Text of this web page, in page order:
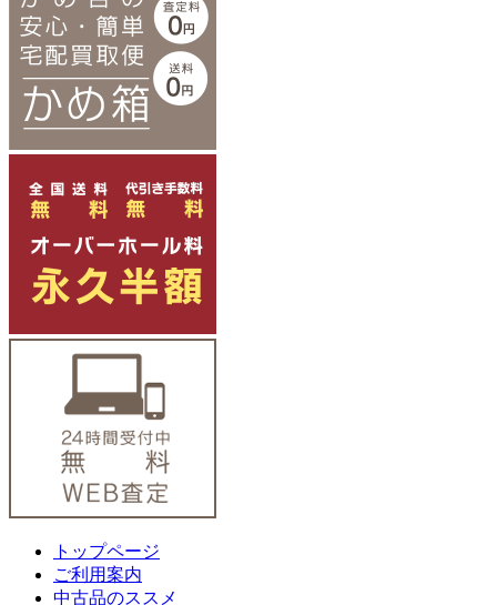
トップページ
ご利用案内
中古品のススメ